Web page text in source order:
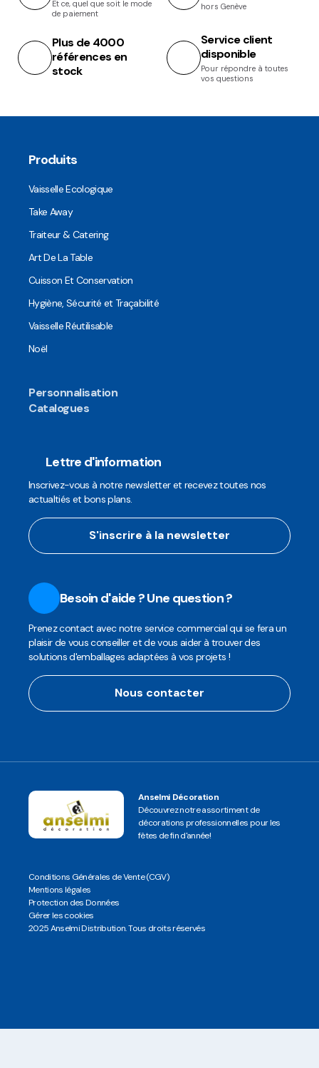
Et ce, quel que soit le mode
de paiement
hors Genève
Plus de 4000
références en
stock
Service client
disponible
Pour répondre à toutes
vos questions
Produits
Vaisselle Ecologique
Take Away
Traiteur & Catering
Art De La Table
Cuisson Et Conservation
Hygiène, Sécurité et Traçabilité
Vaisselle Réutilisable
Noël
Personnalisation
Catalogues
Lettre d'information
Inscrivez-vous à notre newsletter et recevez toutes nos
actualtiés et bons plans.
S'inscrire à la newsletter
Besoin d'aide ? Une question ?
Prenez contact avec notre service commercial qui se fera un
plaisir de vous conseiller et de vous aider à trouver des
solutions d'emballages adaptées à vos projets !
Nous contacter
Anselmi Décoration
Découvrez notre assortiment de
décorations professionnelles pour les
fêtes de fin d'année!
Conditions Générales de Vente (CGV)
Mentions légales
Protection des Données
Gérer les cookies
2025 Anselmi Distribution. Tous droits réservés